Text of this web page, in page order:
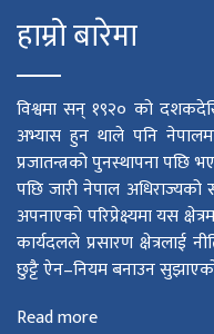
हाम्रो बारेमा
विश्वमा सन् १९२० को
अभ्यास हुन थाले पनि
प्रजातन्त्रको पुनस्थापना पछि
पछि जारी नेपाल अधिराज्यको
अपनाएको परिप्रेक्ष्यमा यस
कार्यदलले प्रसारण क्षेत्रलाई
छुट्टै ऐन–नियम बनाउन
Read more